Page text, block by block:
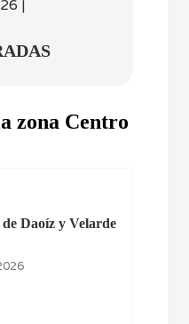
|
zona Centro
Daoíz y Velarde